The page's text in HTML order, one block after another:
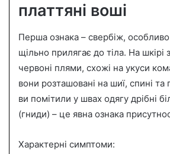
платтяні воші
Перша ознака – свербіж,
щільно прилягає до тіла. На шкірі
червоні плями, схожі на укуси
вони розташовані на шиї, спині
ви помітили у швах одягу дрібні
(гниди) – це явна ознака
Характерні симптоми: